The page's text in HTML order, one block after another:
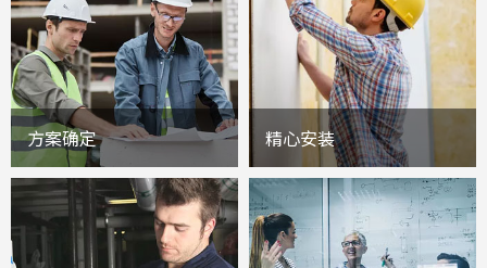
方案确定 精心安装